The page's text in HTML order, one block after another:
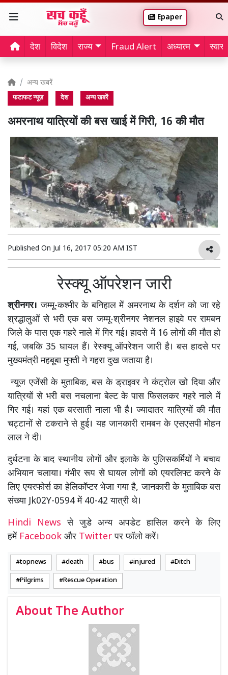
Epaper
देश विदेश राज्य Fraud Alert अध्यात्म
अन्य खबरें
फटाफट न्यूज़ देश अन्य खबरें
अमरनाथ यात्रियों की बस खाई में गिरी, 16 की मौत
Published On Jul 16, 2017 05:20 AM IST
रेस्क्यू ऑपरेशन जारी
श्रीनगर। जम्मू-कश्मीर के बनिहाल में अमरनाथ के दर्शन को जा रहे
श्रद्धालुओं से भरी एक बस जम्मू-श्रीनगर नेशनल हाइवे पर रामबन
जिले के पास एक गहरे नाले में गिर गई। हादसे में 16 लोगों की मौत हो
गई, जबकि 35 घायल हैं। रेस्क्यू ऑपरेशन जारी है। बस हादसे पर
मुख्यमंत्री महबूबा मुफ्ती ने गहरा दुख जताया है।
न्यूज एजेंसी के मुताबिक, बस के ड्राइवर ने कंट्रोल खो दिया और
यात्रियों से भरी बस नचलाना बेल्ट के पास फिसलकर गहरे नाले में
गिर गई। यहां एक बरसाती नाला भी है। ज्यादातर यात्रियों की मौत
चट्टानों से टकराने से हुई। यह जानकारी रामबन के एसएसपी मोहन
लाल ने दी।
दुर्धटना के बाद स्थानीय लोगों और इलाके के पुलिसकर्मियों ने बचाव
अभियान चलाया। गंभीर रूप से घायल लोगों को एयरलिफ्ट करने के
लिए एयरफोर्स का हेलिकॉप्टर भेजा गया है, जानकारी के मुताबिक बस
संख्या Jk02Y-0594 में 40-42 यात्री थे।
Hindi Newsसे जुडे अन्य अपडेट हासिल करने के लिए
हमें Facebook और Twitterपर फॉलो करें।
topnews death bus injured Ditch
Pilgrims Rescue Operation
About The Author